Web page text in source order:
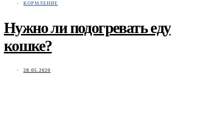
КОРМЛЕНИЕ
Нужно ли подогревать еду
кошке?
28.05.2020